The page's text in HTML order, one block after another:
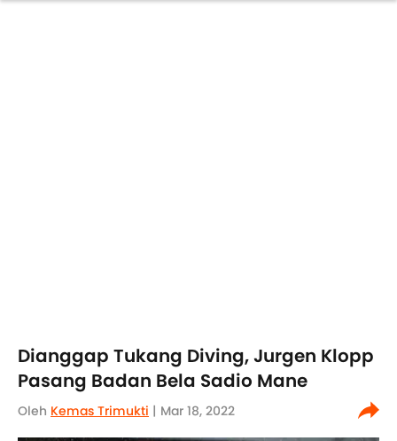
Dianggap Tukang Diving, Jurgen Klopp
Pasang Badan Bela Sadio Mane
Oleh Kemas Trimukti | Mar 18, 2022